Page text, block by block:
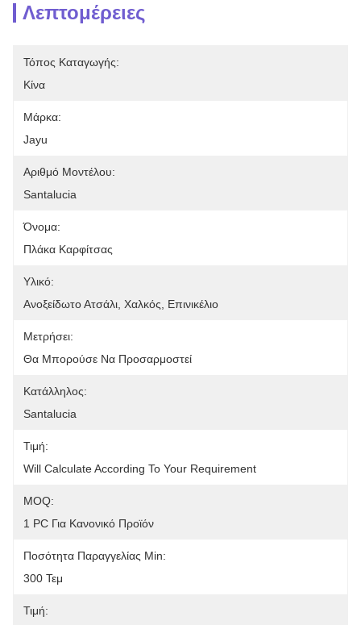
Λεπτομέρειες
Τόπος Καταγωγής:
Κίνα
Μάρκα:
Jayu
Αριθμό Μοντέλου:
Santalucia
Όνομα:
Πλάκα Καρφίτσας
Υλικό:
Ανοξείδωτο Ατσάλι, Χαλκός, Επινικέλιο
Μετρήσει:
Θα Μπορούσε Να Προσαρμοστεί
Κατάλληλος:
Santalucia
Τιμή:
Will Calculate According To Your Requirement
MOQ:
1 PC Για Κανονικό Προϊόν
Ποσότητα Παραγγελίας Min:
300 Τεμ
Τιμή: